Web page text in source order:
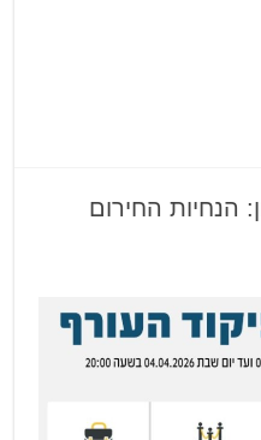
הנחיות החירום